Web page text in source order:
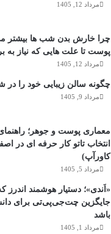
مرداد 12, 1405
چرا خارش بدن شب ها بیشتر
پوست تا علت هایی که نیاز به
مرداد 12, 1405
چگونه سالن زیبایی خود را در
مرداد 9, 1405
معماری پوست و جوهر؛
انتخاب تاتو کار حرفه ای در
کاورآپ)
مرداد 5, 1405
«اَندی»؛ دستیار هوشمند اندرز
جایگزین چت‌جی‌پی‌تی برای
باشد
مرداد 1, 1405